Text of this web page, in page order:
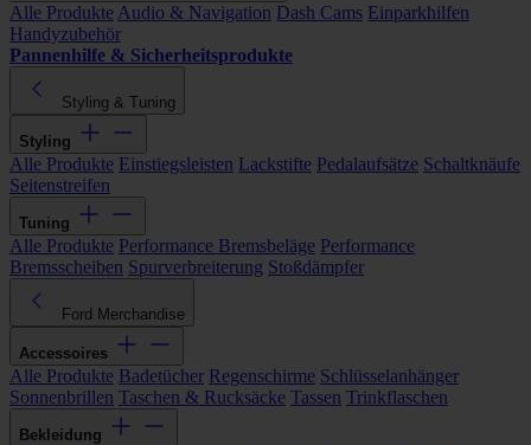
Alle Produkte Audio & Navigation Dash Cams Einparkhilfen
Handyzubehör
Pannenhilfe & Sicherheitsprodukte
Styling & Tuning
Styling
Alle Produkte Einstiegsleisten Lackstifte Pedalaufsätze Schaltknäufe
Seitenstreifen
Tuning
Alle Produkte Performance Bremsbeläge Performance
Bremsscheiben Spurverbreiterung Stoßdämpfer
Ford Merchandise
Accessoires
Alle Produkte Badetücher Regenschirme Schlüsselanhänger
Sonnenbrillen Taschen & Rucksäcke Tassen Trinkflaschen
Bekleidung